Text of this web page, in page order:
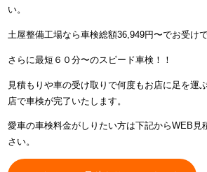
い。
土屋整備工場なら車検総額36,949円〜でお受けで
さらに最短６０分〜のスピード車検！！
見積もりや車の受け取りで何度もお店に足を運
店で車検が完了いたします。
愛車の車検料金がしりたい方は下記からWEB見
さい。